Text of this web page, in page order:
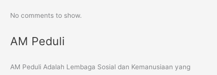
No comments to show.
AM Peduli
AM Peduli Adalah Lembaga Sosial dan Kemanusiaan yang